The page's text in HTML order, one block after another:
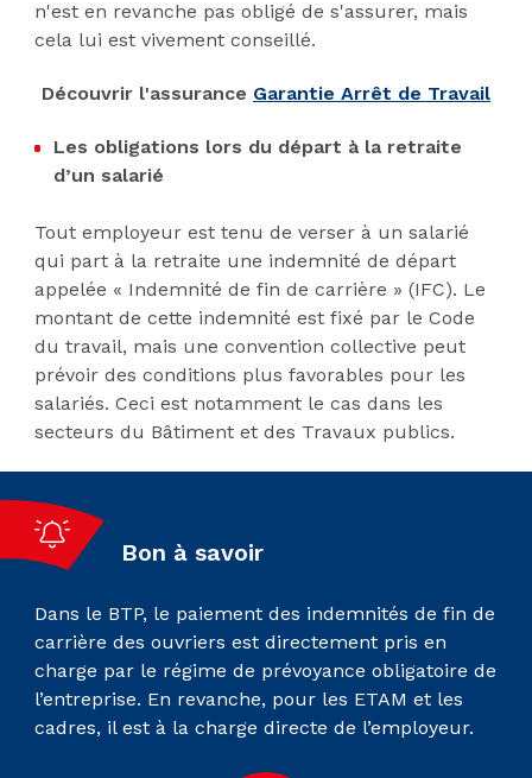
n'est en revanche pas obligé de s'assurer, mais
cela lui est vivement conseillé.
Découvrir l'assurance Garantie Arrêt de Travail
Les obligations lors du départ à la retraite
d’un salarié
Tout employeur est tenu de verser à un salarié
qui part à la retraite une indemnité de départ
appelée « Indemnité de fin de carrière » (IFC). Le
montant de cette indemnité est fixé par le Code
du travail, mais une convention collective peut
prévoir des conditions plus favorables pour les
salariés. Ceci est notamment le cas dans les
secteurs du Bâtiment et des Travaux publics.
Bon à savoir
Dans le BTP, le paiement des indemnités de fin de
carrière des ouvriers est directement pris en
charge par le régime de prévoyance obligatoire de
l’entreprise. En revanche, pour les ETAM et les
cadres, il est à la charge directe de l’employeur.